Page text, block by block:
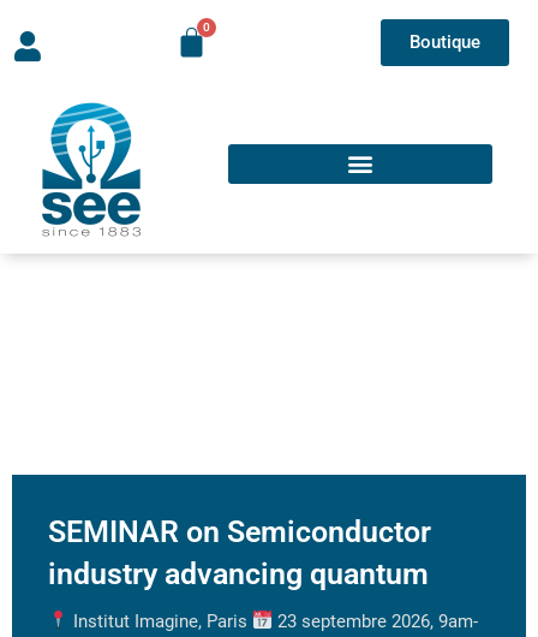
Boutique
SEMINAR on Semiconductor
industry advancing quantum
Institut Imagine, Paris
23 septembre 2026, 9am-